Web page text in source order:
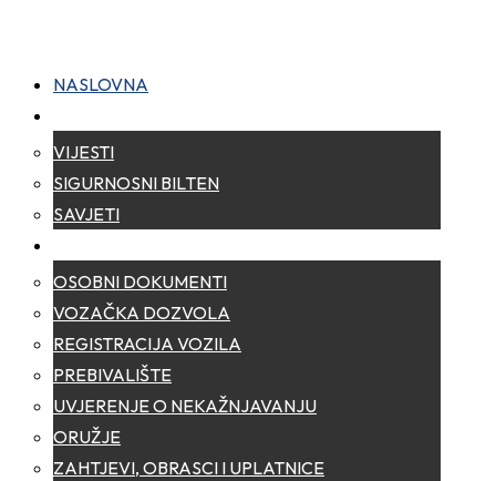
NASLOVNA
VIJESTI
SIGURNOSNI BILTEN
SAVJETI
OSOBNI DOKUMENTI
VOZAČKA DOZVOLA
REGISTRACIJA VOZILA
PREBIVALIŠTE
UVJERENJE O NEKAŽNJAVANJU
ORUŽJE
ZAHTJEVI, OBRASCI I UPLATNICE